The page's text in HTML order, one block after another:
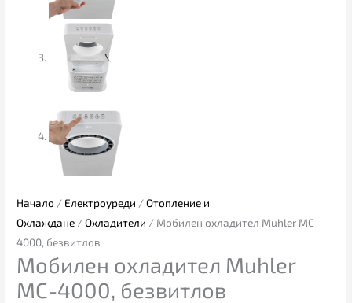
Начало / Електроуреди /Отопление и
Охлаждане /Охладители / Мобилен охладител Muhler MC-
4000, безвитлов
Мобилен охладител Muhler
MC-4000, безвитлов